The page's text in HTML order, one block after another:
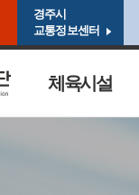
경주시
교통정보센터
체육시설